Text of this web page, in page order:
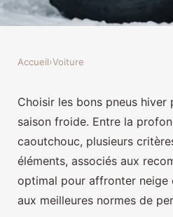
les
Accueil›Voiture
Choisir les bons pneus
saison froide. Entre la
caoutchouc, plusieurs
éléments, associés aux
optimal pour affronter neige
aux meilleures normes de